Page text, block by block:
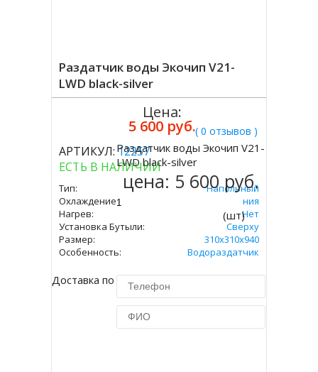
Раздатчик воды Экочип V21-
LWD black-silver
( 0 отзывов )
АРТИКУЛ:12257
ЕСТЬ В НАЛИЧИИ
Тип:
Напольный
Охлаждение:
Без Охлаждения
Нагрев:
Нет
Установка Бутыли:
Сверху
Размер:
310x310х940
Особенность:
Водораздатчик
Доставка по Москве 450 руб.
Цена:
5 600 руб.
Купить
Раздатчик воды Экочип V21-
LWD black-silver
цена: 5 600 руб.
(шт)